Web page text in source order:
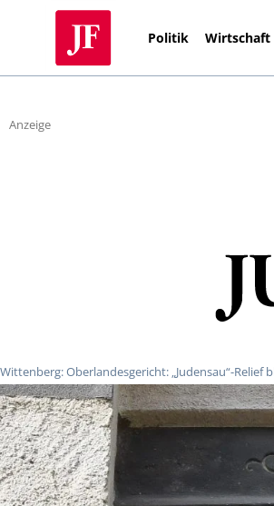
Politik Wirtschaft
Anzeige
Wittenberg: Oberlandesgericht: „Judensau“-Relief